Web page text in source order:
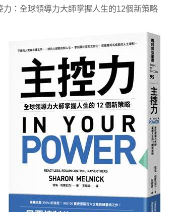
力：全球領導力大師掌握人生的12個新策略